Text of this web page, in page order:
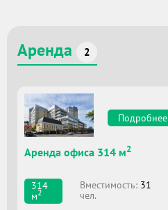
Аренда 2
Подробнее
Аренда офиса 314 м2
314
м2
Вместимоcть: 31
чел.